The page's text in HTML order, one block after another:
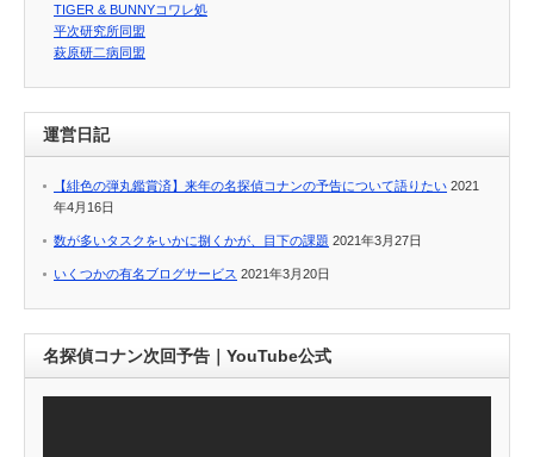
TIGER & BUNNYコワレ処
平次研究所同盟
萩原研二病同盟
運営日記
【緋色の弾丸鑑賞済】来年の名探偵コナンの予告について語りたい 2021
年4月16日
数が多いタスクをいかに捌くかが、目下の課題 2021年3月27日
いくつかの有名ブログサービス 2021年3月20日
名探偵コナン次回予告｜YouTube公式